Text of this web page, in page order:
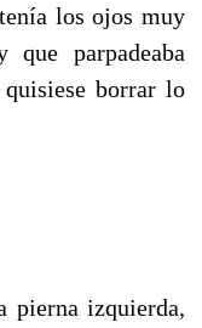
los ojos muy
parpadeaba
borrar lo
pierna izquierda,